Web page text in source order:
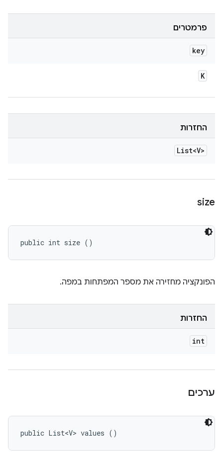
פרמטרים
key
K
החזרות
List<V>
size
public int size ()
הפונקציה מחזירה את מספר המפתחות במפה.
החזרות
int
ערכים
public List<V> values ()